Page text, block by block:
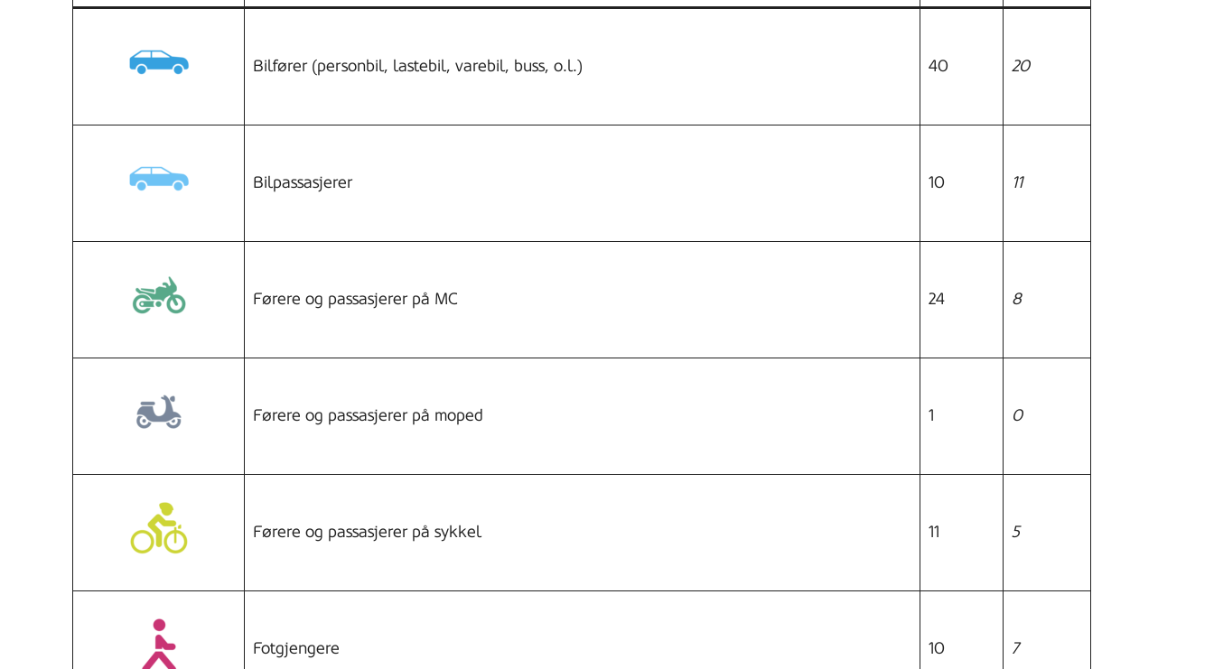
Bilfører (personbil, lastebil, varebil, buss, o.l.) 40 20
Bilpassasjerer 10 11
Førere og passasjerer på MC 24 8
Førere og passasjerer på moped 1 0
Førere og passasjerer på sykkel 11 5
Fotgjengere 10 7